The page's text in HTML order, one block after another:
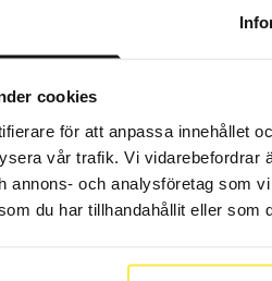
cookies
för att anpassa innehållet
vår trafik. Vi vidarebefordrar
annons- och analysföretag som
du har tillhandahållit eller
någonting man